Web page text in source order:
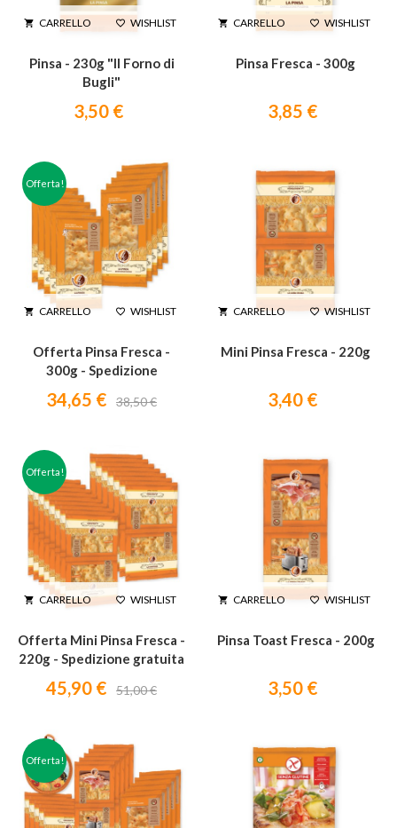
 CARRELLO  WISHLIST
Pinsa - 230g "Il Forno di
Bugli"
3,50 €
 CARRELLO  WISHLIST
Pinsa Fresca - 300g
3,85 €
Offerta!
 CARRELLO  WISHLIST
Offerta Pinsa Fresca -
300g - Spedizione
34,65 € 38,50 €
 CARRELLO  WISHLIST
Mini Pinsa Fresca - 220g
3,40 €
Offerta!
 CARRELLO  WISHLIST
Offerta Mini Pinsa Fresca -
220g - Spedizione gratuita
45,90 € 51,00 €
 CARRELLO  WISHLIST
Pinsa Toast Fresca - 200g
3,50 €
Offerta!